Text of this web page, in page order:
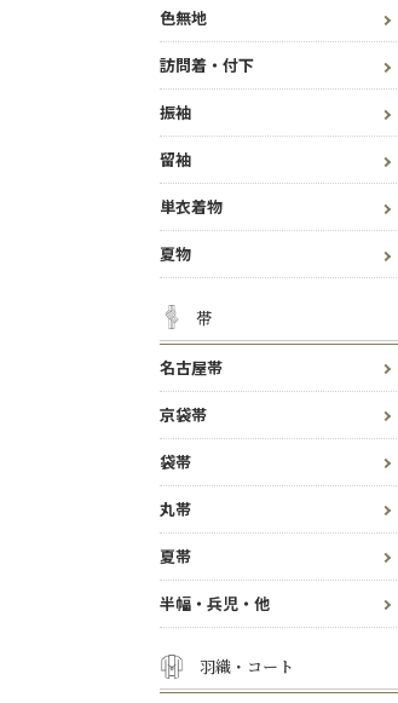
色無地
訪問着・付下
振袖
留袖
単衣着物
夏物
帯
名古屋帯
京袋帯
袋帯
丸帯
夏帯
半幅・兵児・他
羽織・コート